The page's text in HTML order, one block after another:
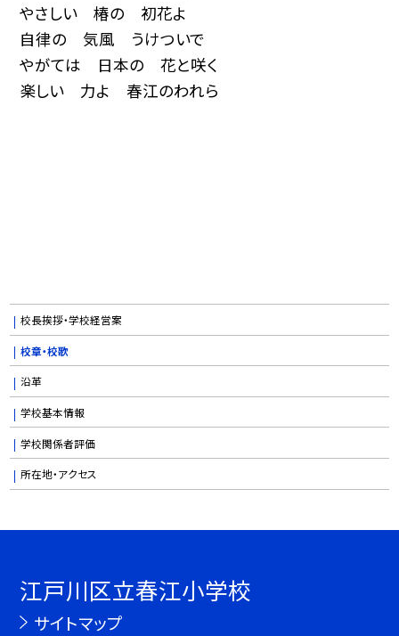
やさしい 椿の 初花よ
自律の 気風 うけついで
やがては 日本の 花と咲く
楽しい 力よ 春江のわれら
校長挨拶・学校経営案
校章・校歌
沿革
学校基本情報
学校関係者評価
所在地・アクセス
江戸川区立春江小学校
サイトマップ